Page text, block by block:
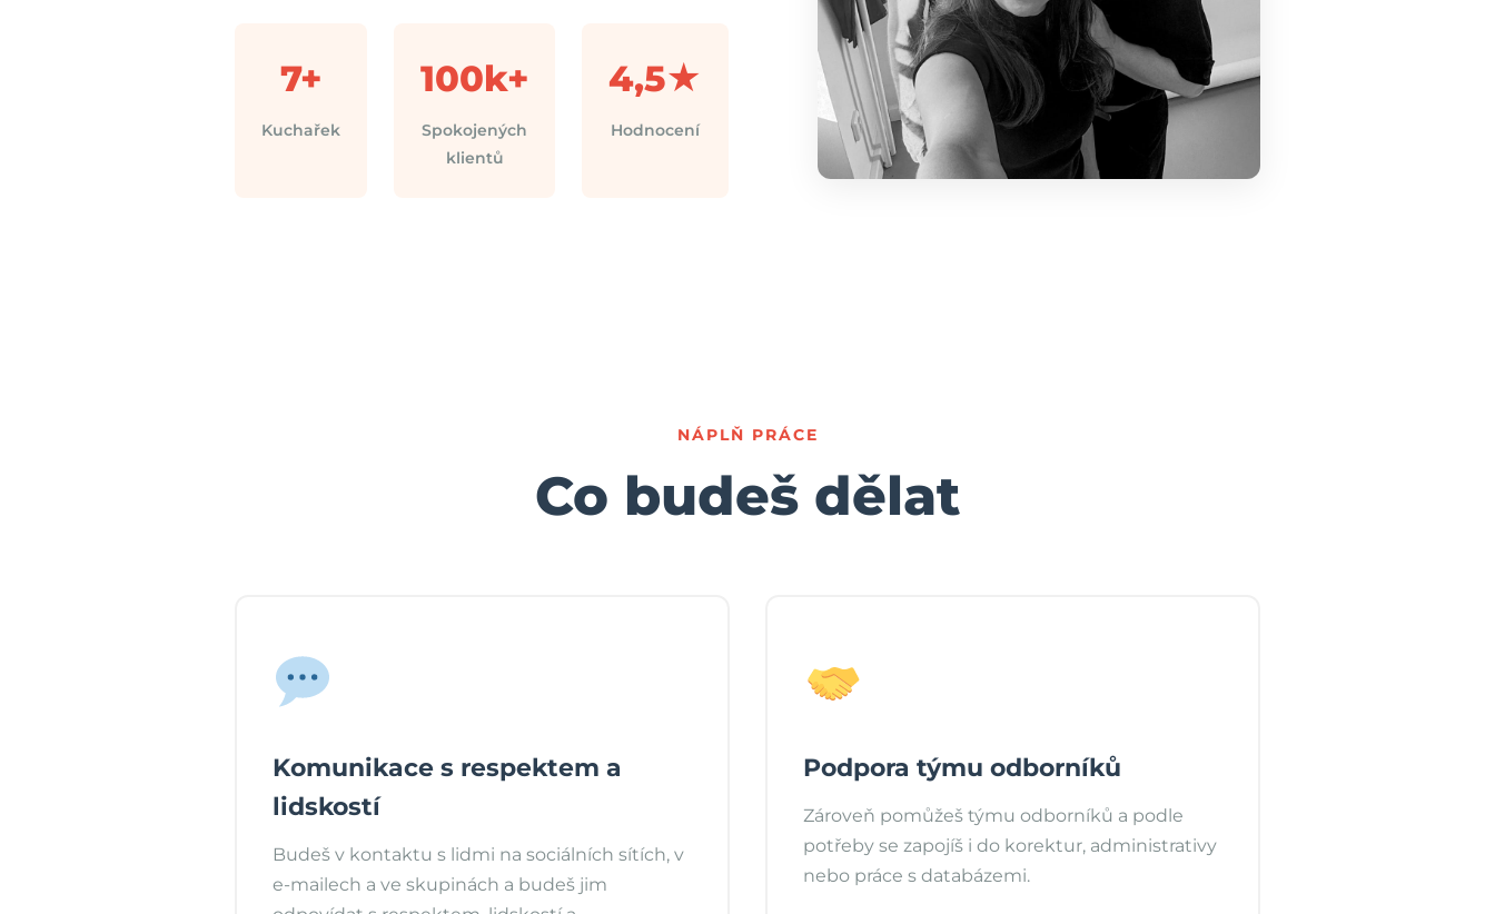
7+
Kuchařek
100k+
Spokojených
klientů
4,5★
Hodnocení
NÁPLŇ PRÁCE
Co budeš dělat
Komunikace s respektem a
lidskostí
Budeš v kontaktu s lidmi na sociálních sítích, v
e-mailech a ve skupinách a budeš jim
Podpora týmu odborníků
Zároveň pomůžeš týmu odborníků a podle
potřeby se zapojíš i do korektur, administrativy
nebo práce s databázemi.